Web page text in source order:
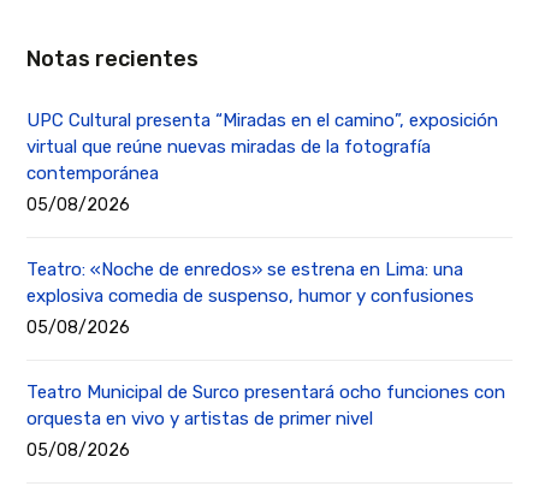
Notas recientes
UPC Cultural presenta “Miradas en el camino”, exposición
virtual que reúne nuevas miradas de la fotografía
contemporánea
05/08/2026
Teatro: «Noche de enredos» se estrena en Lima: una
explosiva comedia de suspenso, humor y confusiones
05/08/2026
Teatro Municipal de Surco presentará ocho funciones con
orquesta en vivo y artistas de primer nivel
05/08/2026